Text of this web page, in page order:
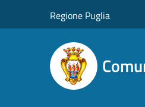
Regione Puglia